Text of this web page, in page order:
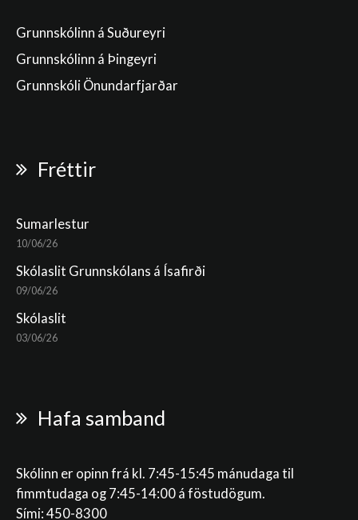
Grunnskólinn á Suðureyri
Grunnskólinn á Þingeyri
Grunnskóli Önundarfjarðar
Fréttir
Sumarlestur
10/06/26
Skólaslit Grunnskólans á Ísafirði
09/06/26
Skólaslit
03/06/26
Hafa samband
Skólinn er opinn frá kl. 7:45-15:45 mánudaga til
fimmtudaga og 7:45-14:00 á föstudögum.
Sími: 450-8300